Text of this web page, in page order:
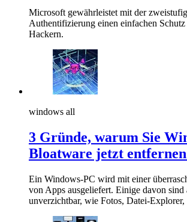
Microsoft gewährleistet mit der
Authentifizierung einen einfachen
Hackern.
windows all
3 Gründe, warum Sie
Bloatware jetzt
Ein Windows-PC wird mit einer
von Apps ausgeliefert. Einige davon sind
unverzichtbar, wie Fotos, Datei-Explorer,